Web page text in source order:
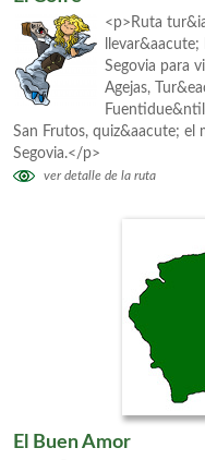
<p>Ruta
Segovia para
Agejas,
San Frutos, quiz&aacute; el
Segovia.</p>
ver detalle de la ruta
El Buen Amor